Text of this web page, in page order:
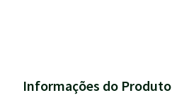
Informações do Produto